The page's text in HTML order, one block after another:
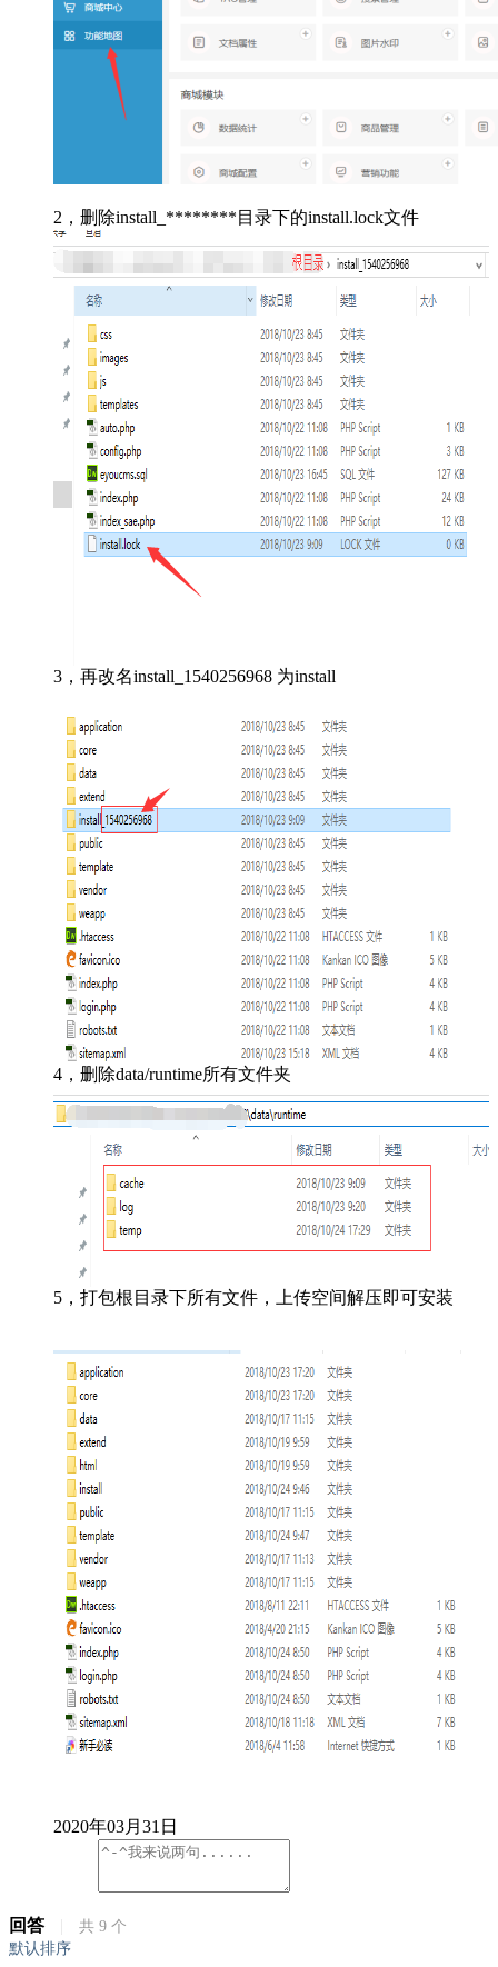
2，删除install_********目录下的install.lock文件
3，再改名install_1540256968 为install
4，删除data/runtime所有文件夹
5，打包根目录下所有文件，上传空间解压即可安装
2020年03月31日
回答 共 9 个
默认排序